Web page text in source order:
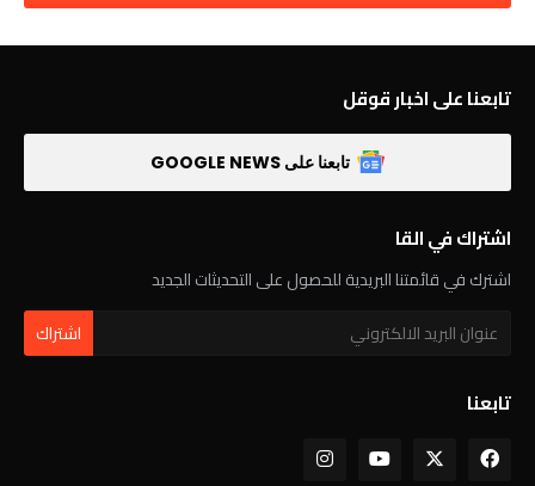
تابعنا على اخبار قوقل
تابعنا على GOOGLE NEWS
اشتراك في القا
اشترك في قائمتنا البريدية للحصول على التحديثات الجديد
تابعنا